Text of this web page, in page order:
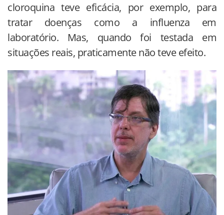
cloroquina teve eficácia, por exemplo, para
tratar doenças como a influenza em
laboratório. Mas, quando foi testada em
situações reais, praticamente não teve efeito.